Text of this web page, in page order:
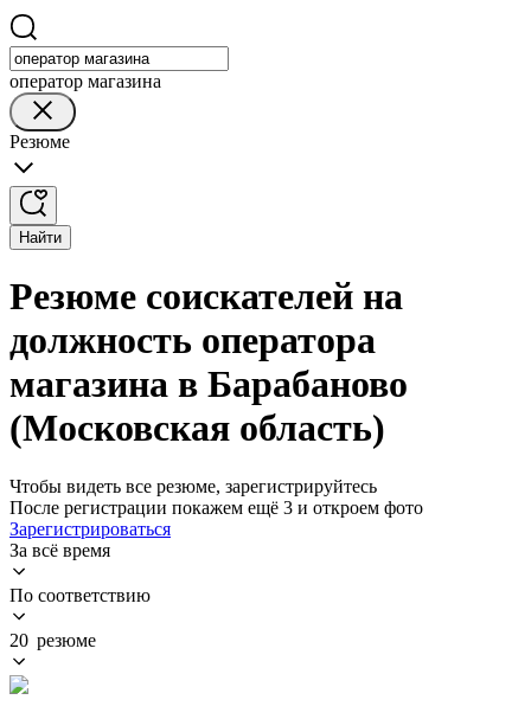
оператор магазина
Резюме
Найти
Резюме соискателей на
должность оператора
магазина в Барабаново
(Московская область)
Чтобы видеть все резюме, зарегистрируйтесь
После регистрации покажем ещё 3 и откроем фото
Зарегистрироваться
За всё время
По соответствию
20 резюме